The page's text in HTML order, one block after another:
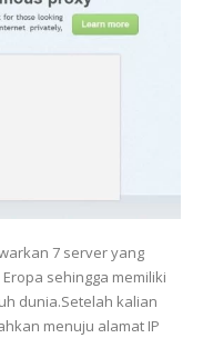
7 server yang
sehingga memiliki
dunia.Setelah kalian
menuju alamat IP